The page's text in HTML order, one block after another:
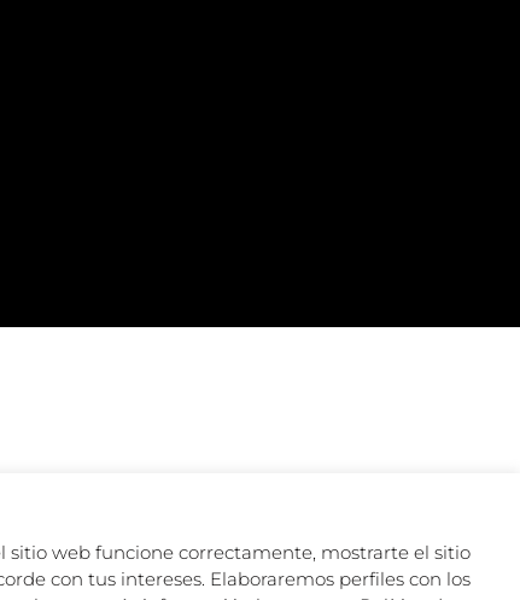
sitio web funcione correctamente, mostrarte el sitio
con tus intereses. Elaboraremos perfiles con los